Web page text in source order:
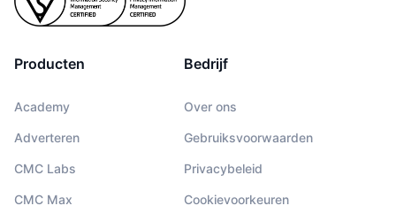
Producten
Academy
Adverteren
CMC Labs
CMC Max
Bedrijf
Over ons
Gebruiksvoorwaarden
Privacybeleid
Cookievoorkeuren